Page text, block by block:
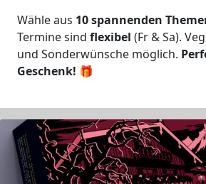
Wähle aus 10 spannenden
Termine sind flexibel (Fr & Sa).
und Sonderwünsche möglich.
Geschenk! 🎁